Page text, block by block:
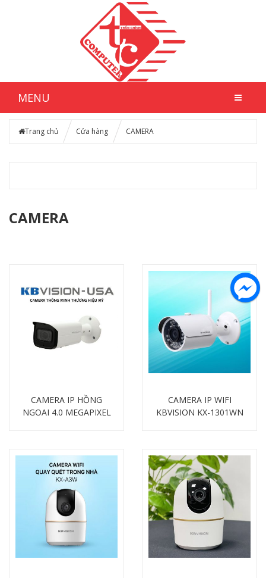
MENU
Trang chủ Cửa hàng CAMERA
CAMERA
CAMERA IP HỒNG
NGOẠI 4.0 MEGAPIXEL
CAMERA IP WIFI
KBVISION KX-1301WN